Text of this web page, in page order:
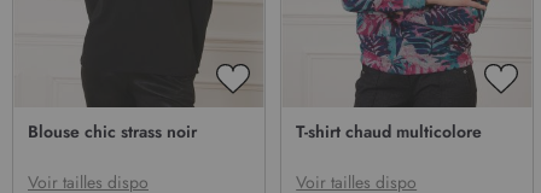
AJOUTER
D’ENVIE
Blouse chic strass noir
Voir tailles dispo
T-shirt chaud multicolore
Voir tailles dispo
: